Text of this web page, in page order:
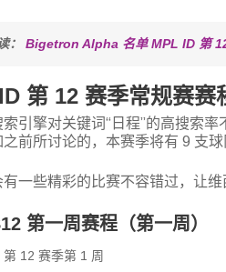
： Bigetron Alpha 名单 MPL ID 第
第 12 赛季常规赛赛
引擎对关键词“日程”的高搜索率
前所讨论的，本赛季将有 9 支球
一些精彩的比赛不容错过，让
第一周赛程（第一周）